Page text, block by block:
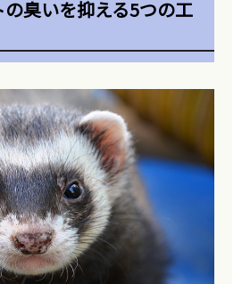
の臭いを抑える5つの工